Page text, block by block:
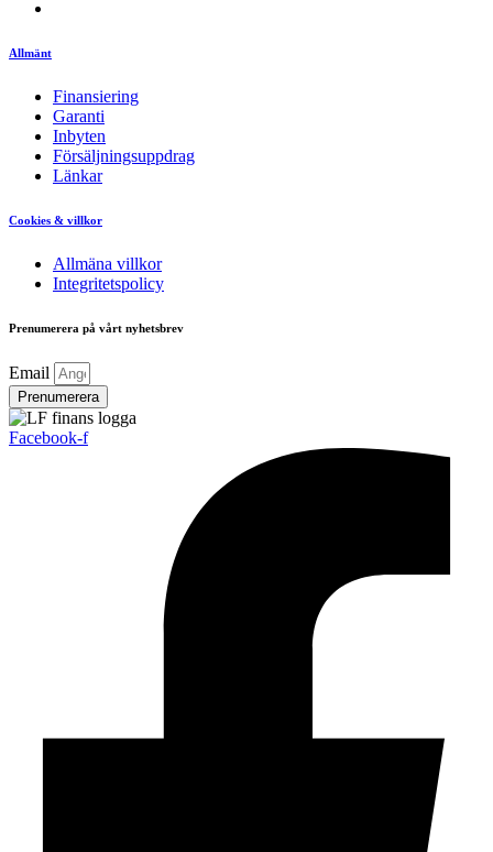
Allmänt
Finansiering
Garanti
Inbyten
Försäljningsuppdrag
Länkar
Cookies & villkor
Allmäna villkor
Integritetspolicy
Prenumerera på vårt nyhetsbrev
Email
Prenumerera
Facebook-f